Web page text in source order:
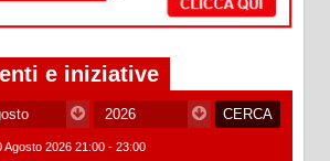
e iniziative
Agosto 2026 21:00 - 23:00